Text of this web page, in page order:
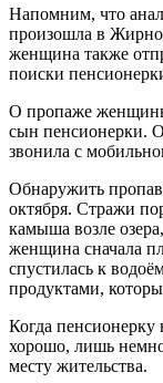
Напомним, что
произошла в
женщина также
поиски
О пропаже
сын пенсионерки.
звонила с
Обнаружить
октября. Стражи
камыша возле
женщина сначала
спустилась к
продуктами,
Когда пенсионерку
хорошо, лишь
месту жительства.